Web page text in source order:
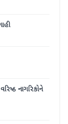
નાગરિકોને